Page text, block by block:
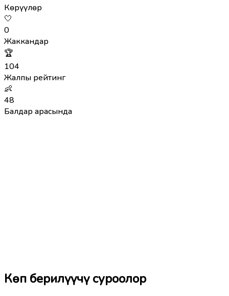
Көрүүлөр
🤍
0
Жаккандар
🏆
104
Жалпы рейтинг
👶
48
Балдар арасында
Көп берилүүчү суроолор